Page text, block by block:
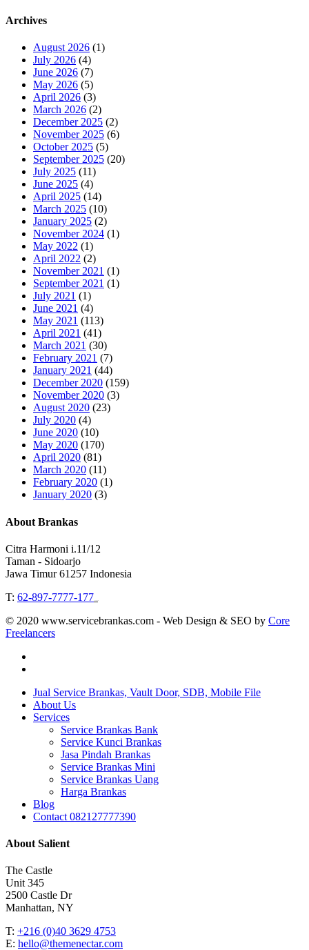
Archives
August 2026 (1)
July 2026 (4)
June 2026 (7)
May 2026 (5)
April 2026 (3)
March 2026 (2)
December 2025 (2)
November 2025 (6)
October 2025 (5)
September 2025 (20)
July 2025 (11)
June 2025 (4)
April 2025 (14)
March 2025 (10)
January 2025 (2)
November 2024 (1)
May 2022 (1)
April 2022 (2)
November 2021 (1)
September 2021 (1)
July 2021 (1)
June 2021 (4)
May 2021 (113)
April 2021 (41)
March 2021 (30)
February 2021 (7)
January 2021 (44)
December 2020 (159)
November 2020 (3)
August 2020 (23)
July 2020 (4)
June 2020 (10)
May 2020 (170)
April 2020 (81)
March 2020 (11)
February 2020 (1)
January 2020 (3)
About Brankas
Citra Harmoni i.11/12
Taman - Sidoarjo
Jawa Timur 61257 Indonesia
T: 62-897-7777-177
© 2020 www.servicebrankas.com - Web Design & SEO by Core
Freelancers
Close
Menu
Jual Service Brankas, Vault Door, SDB, Mobile File
About Us
Services
Service Brankas Bank
Service Kunci Brankas
Jasa Pindah Brankas
Service Brankas Mini
Service Brankas Uang
Harga Brankas
Blog
Contact 082127777390
About Salient
The Castle
Unit 345
2500 Castle Dr
Manhattan, NY
T: +216 (0)40 3629 4753
E: hello@themenectar.com